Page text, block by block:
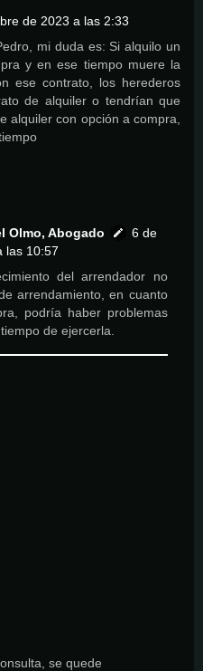
de 2023 a las 2:33
mi duda es: Si alquilo un
y en ese tiempo muere la
ese contrato, los herederos
de alquiler o tendrían que
alquiler con opción a compra,
Olmo, Abogado
6 de
las 10:57
del arrendador no
arrendamiento, en cuanto
podría haber problemas
de ejercerla.
se quede